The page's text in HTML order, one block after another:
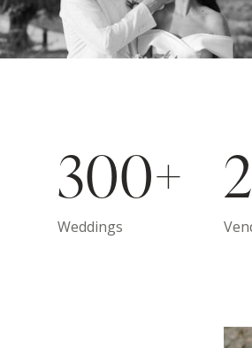
300+
Weddings